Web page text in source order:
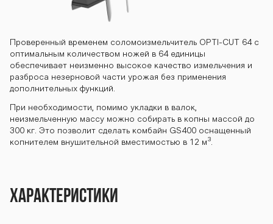
Проверенный временем соломоизмельчитель OPTI-CUT 64 с
оптимальным количеством ножей в 64 единицы
обеспечивает неизменно высокое качество измельчения и
разброса незерновой части урожая без применения
дополнительных функций.
При необходимости, помимо укладки в валок,
неизмельченную массу можно собирать в копны массой до
300 кг. Это позволит сделать комбайн GS400 оснащенный
копнителем внушительной вместимостью в 12 м 3.
Характеристики